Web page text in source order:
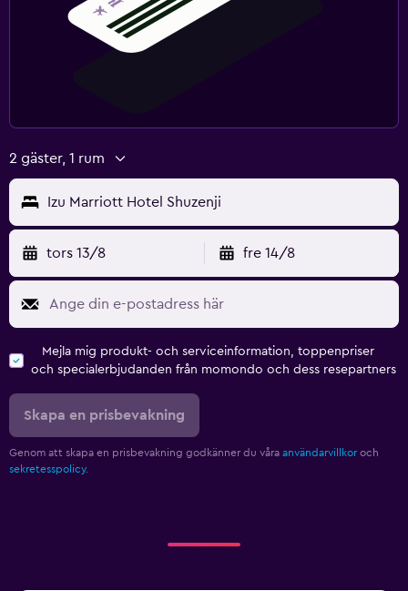
2 gäster, 1 rum
Izu Marriott Hotel Shuzenji
tors 13/8 fre 14/8
Mejla mig produkt- och serviceinformation, toppenpriser
och specialerbjudanden från momondo och dess resepartners
Skapa en prisbevakning
Genom att skapa en prisbevakning godkänner du våra användarvillkor och
sekretesspolicy.